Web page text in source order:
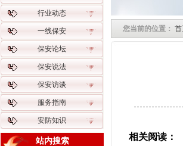
您当前的位置：
相关阅读：
行业动态
一线保安
保安论坛
保安说法
保安访谈
服务指南
安防知识
站内搜索